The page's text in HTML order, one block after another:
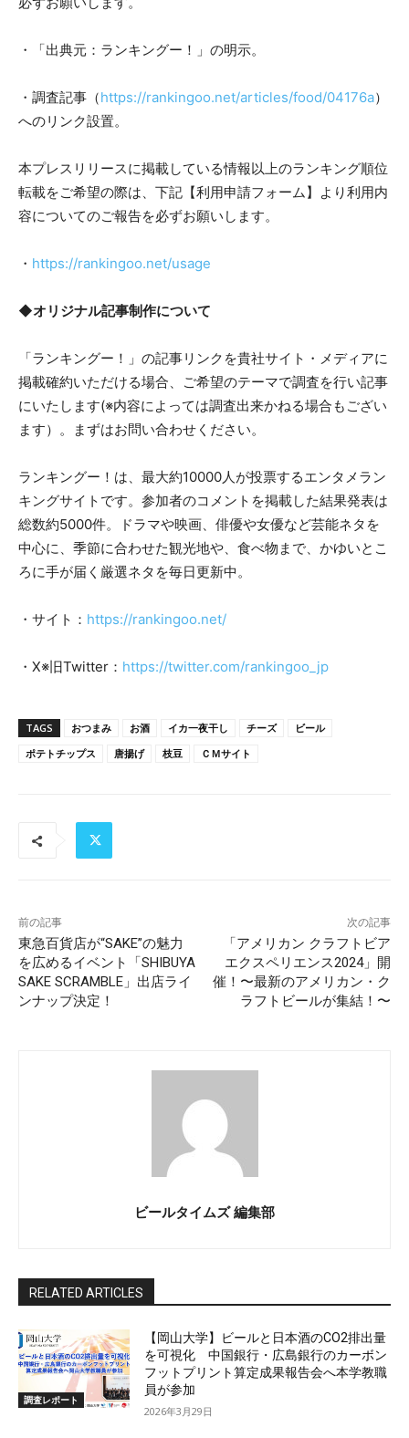
・「出典元：ランキングー！」の明示。
・調査記事（https://rankingoo.net/articles/food/04176a）
へのリンク設置。
本プレスリリースに掲載している情報以上のランキング順位
転載をご希望の際は、下記【利用申請フォーム】より利用内
容についてのご報告を必ずお願いします。
・ https://rankingoo.net/usage
◆オリジナル記事制作について
「ランキングー！」の記事リンクを貴社サイト・メディアに
掲載確約いただける場合、ご希望のテーマで調査を行い記事
にいたします(※内容によっては調査出来かねる場合もござい
ます）。まずはお問い合わせください。
ランキングー！は、最大約10000人が投票するエンタメラン
キングサイトです。参加者のコメントを掲載した結果発表は
総数約5000件。ドラマや映画、俳優や女優など芸能ネタを
中心に、季節に合わせた観光地や、食べ物まで、かゆいとこ
ろに手が届く厳選ネタを毎日更新中。
・サイト： https://rankingoo.net/
・X※旧Twitter： https://twitter.com/rankingoo_jp
TAGS おつまみ お酒 イカ一夜干し チーズ
ビール
ポテトチップス
唐揚げ 枝豆 ＣＭサイト
前の記事
東急百貨店が“SAKE”の魅力
を広めるイベント「SHIBUYA
SAKE SCRAMBLE」出店ライ
ンナップ決定！
次の記事
「アメリカン クラフトビア
エクスペリエンス2024」開
催！〜最新のアメリカン・ク
ラフトビールが集結！〜
ビールタイムズ 編集部
RELATED ARTICLES
調査レポート
【岡山大学】ビールと日本酒のCO2排出量
を可視化 中国銀行・広島銀行のカーボン
フットプリント算定成果報告会へ本学教職
員が参加
2026年3月29日